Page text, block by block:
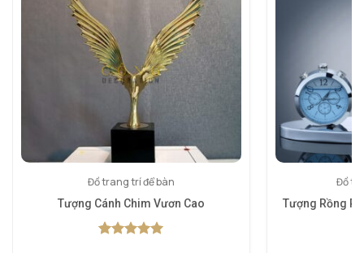
Đồ trang trí để bàn
Tượng Cánh Chim Vươn Cao
Đồ
Tượng Rồng